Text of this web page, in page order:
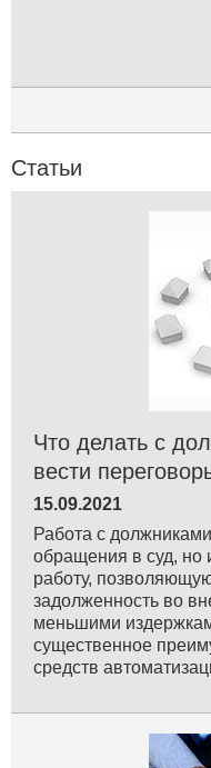
Статьи
Что делать с
вести
15.09.2021
Работа с
обращения в суд, но
работу,
задолженность во
меньшими
существенное
средств